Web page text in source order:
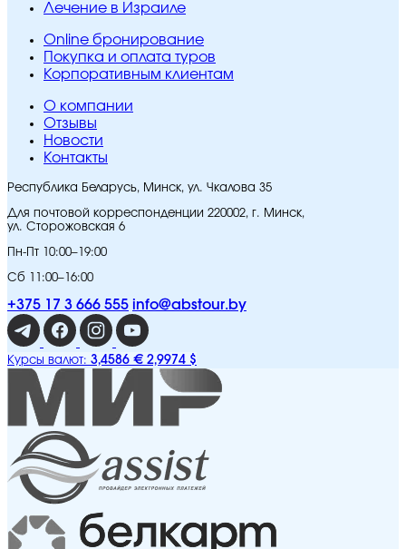
Лечение в Израиле
Online бронирование
Покупка и оплата туров
Корпоративным клиентам
O компании
Отзывы
Новости
Контакты
Республика Беларусь, Минск, ул. Чкалова 35
Для почтовой корреспонденции 220002, г. Минск,
ул. Сторожовская 6
Пн-Пт 10:00–19:00
Сб 11:00–16:00
+375 17 3 666 555 info@abstour.by
Курсы валют: 3,4586 € 2,9974 $